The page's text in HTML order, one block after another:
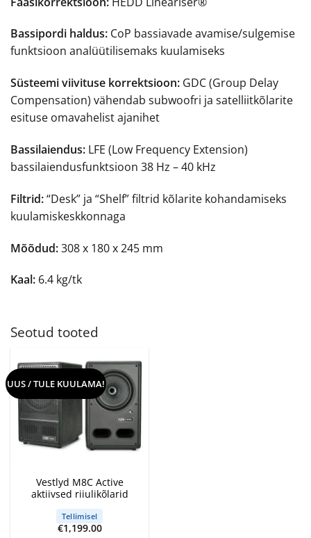
Bassipordi haldus: CoP bassiavade avamise/sulgemise
funktsioon analüütilisemaks kuulamiseks
Süsteemi viivituse korrektsioon: GDC (Group Delay
Compensation) vähendab subwoofri ja satelliitkõlarite
esituse omavahelist ajanihet
Bassilaiendus: LFE (Low Frequency Extension)
bassilaiendusfunktsioon 38 Hz – 40 kHz
Filtrid:“Desk” ja “Shelf” filtrid kõlarite kohandamiseks
kuulamiskeskkonnaga
Mõõdud:308 x 180 x 245 mm
Kaal: 6.4 kg/tk
Seotud tooted
UUS / TULE KUULAMA!
Vestlyd M8C Active
aktiivsed riiulikõlarid
Tellimisel
€1,199.00